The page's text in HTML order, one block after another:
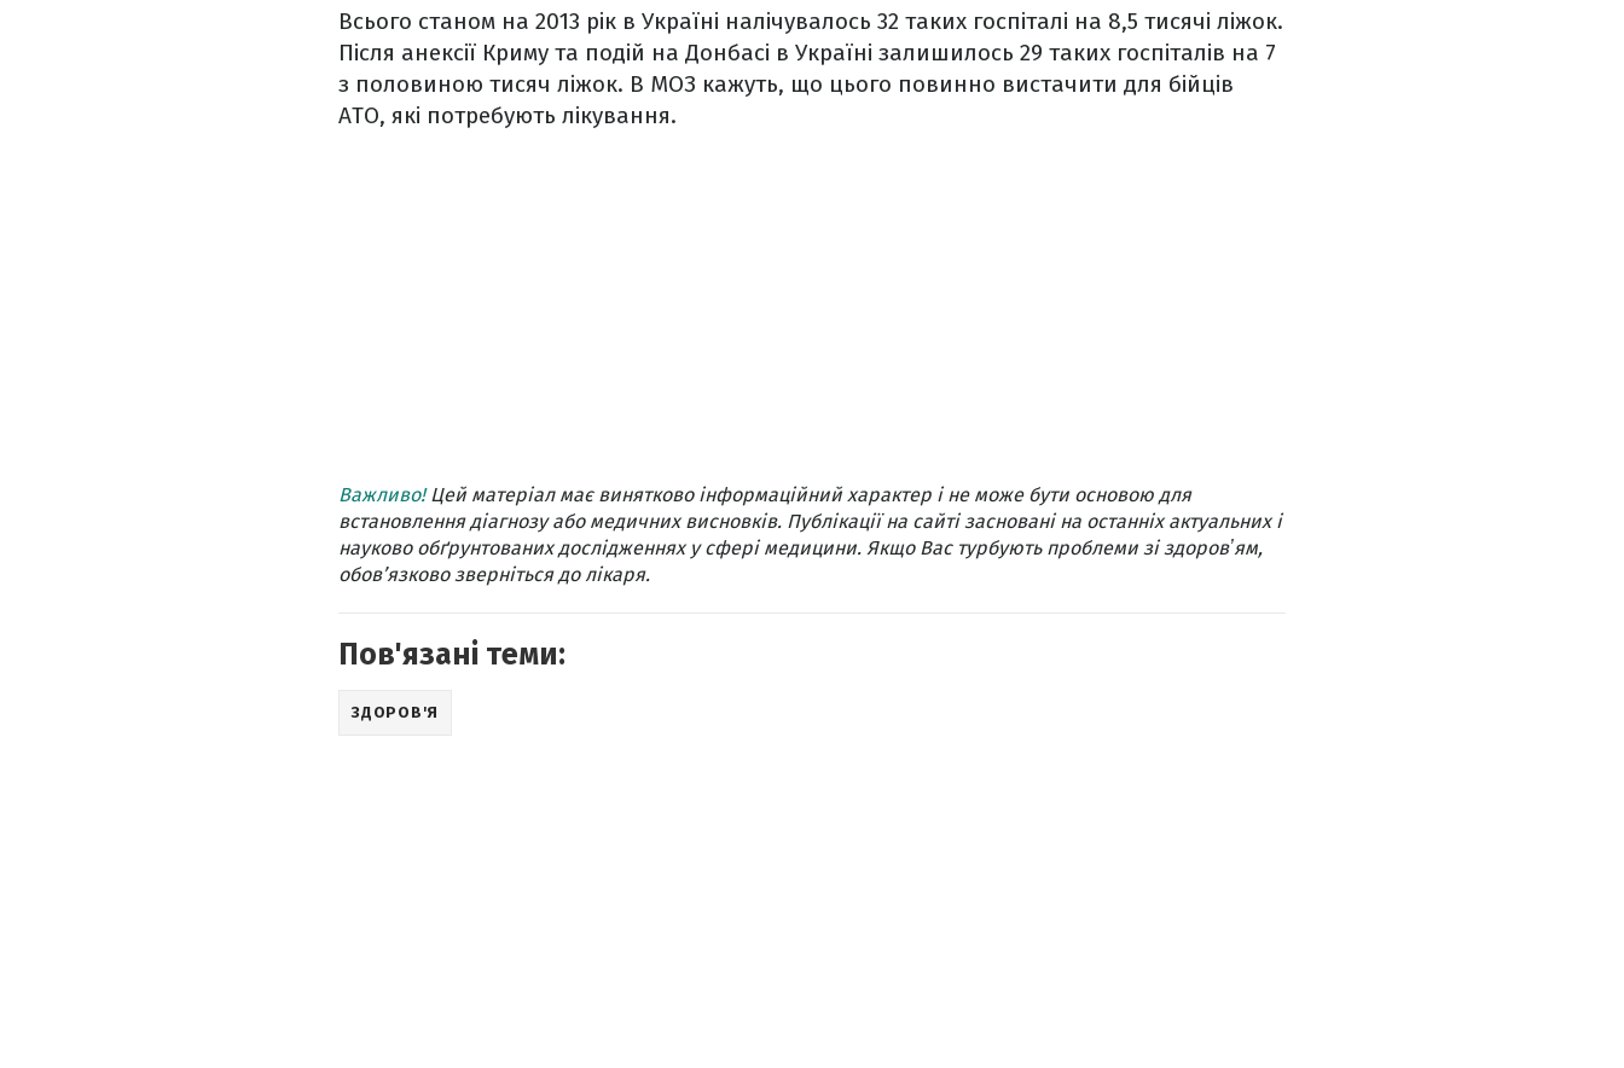
Всього станом на 2013 рік в Україні налічувалось 32 таких госпіталі на 8,5 тисячі ліжок.
Після анексії Криму та подій на Донбасі в Україні залишилось 29 таких госпіталів на 7
з половиною тисяч ліжок. В МОЗ кажуть, що цього повинно вистачити для бійців
АТО, які потребують лікування.
Важливо!Цей матеріал має винятково інформаційний характер і не може бути основою для
встановлення діагнозу або медичних висновків. Публікації на сайті засновані на останніх актуальних і
науково обґрунтованих дослідженнях у сфері медицини. Якщо Вас турбують проблеми зі здоровʼям,
обов’язково зверніться до лікаря.
Пов'язані теми:
ЗДОРОВ'Я